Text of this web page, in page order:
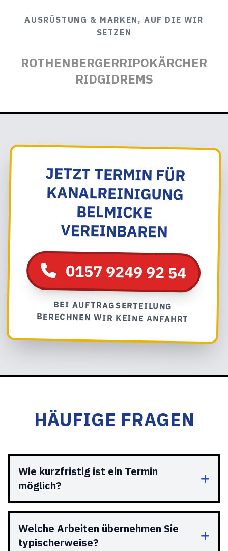
AUSRÜSTUNG & MARKEN, AUF DIE WIR
SETZEN
ROTHENBERGERRIPOKÄRCHER
RIDGIDREMS
JETZT TERMIN FÜR
KANALREINIGUNG
BELMICKE
VEREINBAREN
0157 9249 92 54
BEI AUFTRAGSERTEILUNG
BERECHNEN WIR KEINE ANFAHRT
HÄUFIGE FRAGEN
Wie kurzfristig ist ein Termin
möglich?
Welche Arbeiten übernehmen Sie
typischerweise?